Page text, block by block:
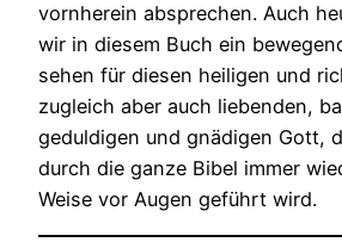
vornherein absprechen. Auch
wir in diesem Buch ein
sehen für diesen heiligen und
zugleich aber auch liebenden,
geduldigen und gnädigen Gott,
durch die ganze Bibel immer
Weise vor Augen geführt wird.